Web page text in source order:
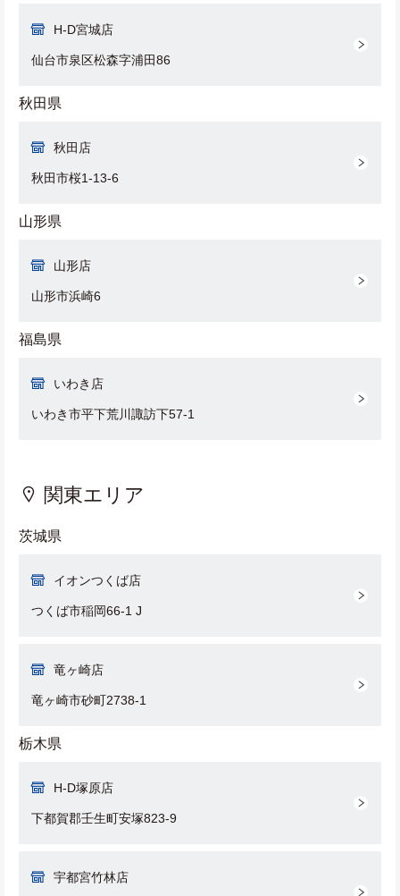
H-D宮城店
仙台市泉区松森字浦田86
秋田県
秋田店
秋田市桜1-13-6
山形県
山形店
山形市浜崎6
福島県
いわき店
いわき市平下荒川諏訪下57-1
関東エリア
茨城県
イオンつくば店
つくば市稲岡66-1 J
竜ヶ崎店
竜ヶ崎市砂町2738-1
栃木県
H-D塚原店
下都賀郡壬生町安塚823-9
宇都宮竹林店